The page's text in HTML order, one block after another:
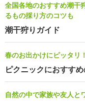
全国各地のおすすめ潮干
るもの採り方のコツも
潮干狩りガイド
春のお出かけにピッタリ！
ピクニックにおすす
自然の中で家族や友人と